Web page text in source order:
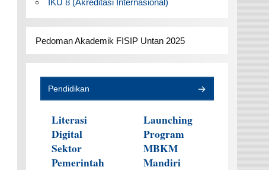
IKU 8 (Akreditasi Internasional)
Pedoman Akademik FISIP Untan 2025
Pendidikan
Literasi
Digital
Sektor
Pemerintah
Launching
Program
MBKM
Mandiri